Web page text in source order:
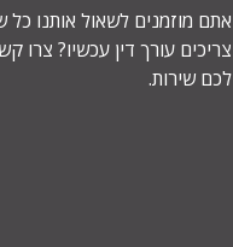
אתם מוזמנים לשאול אותנו
צריכים עורך דין עכשיו? צרו
לכם שירות.